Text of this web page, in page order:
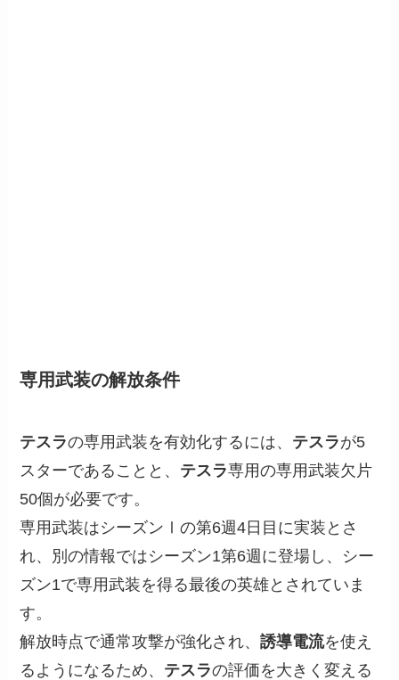
専用武装の解放条件
テスラの専用武装を有効化するには、 テスラが5
スターであることと、 テスラ専用の専用武装欠片
50個が必要です。
専用武装はシーズンⅠの第6週4日目に実装とさ
れ、別の情報ではシーズン1第6週に登場し、シー
ズン1で専用武装を得る最後の英雄とされていま
す。
解放時点で通常攻撃が強化され、誘導電流を使え
るようになるため、 テスラの評価を大きく変える